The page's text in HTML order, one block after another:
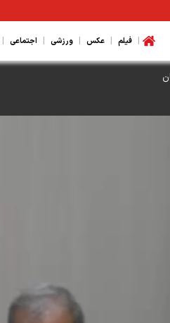
| فیلم | عکس | ورزشی | اجتماعی |